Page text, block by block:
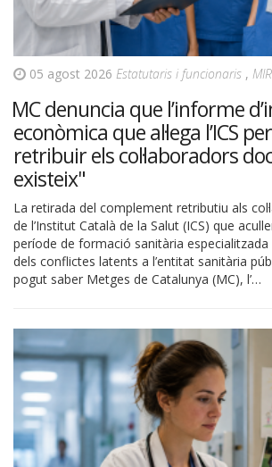
05 agost 2026 Estatutaris i funcionaris , MIR
MC denuncia que l’informe
econòmica que al·lega l’ICS
retribuir els col·laboradors
existeix"
La retirada del complement retributiu als
de l’Institut Català de la Salut (ICS) que
període de formació sanitària especialitzada
dels conflictes latents a l’entitat sanitària
pogut saber Metges de Catalunya (MC), l’…